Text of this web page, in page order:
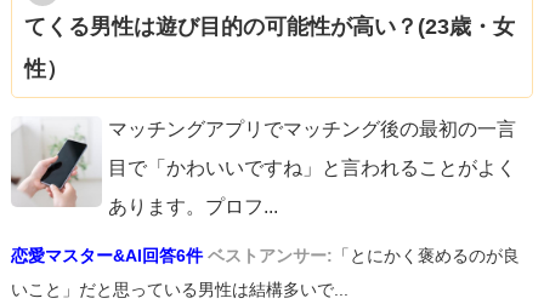
てくる男性は遊び目的の可能性が高い？(23歳・女
性）
マッチングアプリでマッチング後の最初の一言
目で「かわいいですね」と言われることがよく
あります。プロフ...
恋愛マスター&AI回答6件 ベストアンサー: 「とにかく褒めるのが良
いこと」だと思っている男性は結構多いで...